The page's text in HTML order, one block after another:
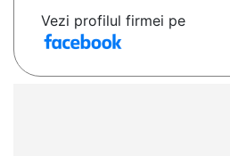
Vezi profilul firmei pe